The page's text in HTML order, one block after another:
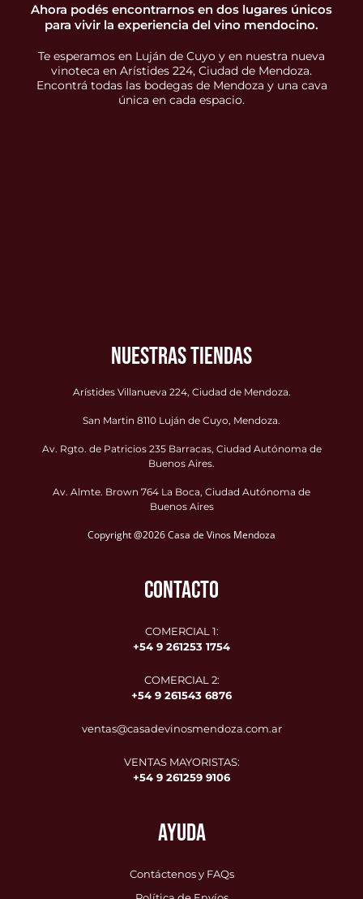
Ahora podés encontrarnos en dos lugares únicos
para vivir la experiencia del vino mendocino.
Te esperamos en Luján de Cuyo y en nuestra nueva
vinoteca en Arístides 224, Ciudad de Mendoza.
Encontrá todas las bodegas de Mendoza y una cava
única en cada espacio.
NUESTRAS TIENDAS
Arístides Villanueva 224, Ciudad de Mendoza.
San Martin 8110 Luján de Cuyo, Mendoza.
Av. Rgto. de Patricios 235 Barracas, Ciudad Autónoma de
Buenos Aires.
Av. Almte. Brown 764 La Boca, Ciudad Autónoma de
Buenos Aires
Copyright @2026 Casa de Vinos Mendoza
CONTACTO
COMERCIAL 1:
+54 9 261253 1754
COMERCIAL 2:
+54 9 261543 6876
ventas@casadevinosmendoza.com.ar
VENTAS MAYORISTAS:
+54 9 261259 9106
AYUDA
Contáctenos y FAQs